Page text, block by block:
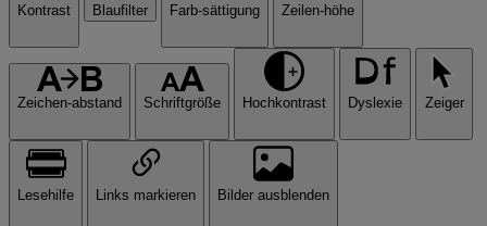
Kontrast Blaufilter Farb-sättigung Zeilen-höhe
Zeichen-abstand Schriftgröße Hochkontrast Dyslexie Zeiger
Lesehilfe Links markieren Bilder ausblenden